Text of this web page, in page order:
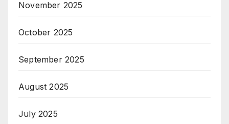
November 2025
October 2025
September 2025
August 2025
July 2025